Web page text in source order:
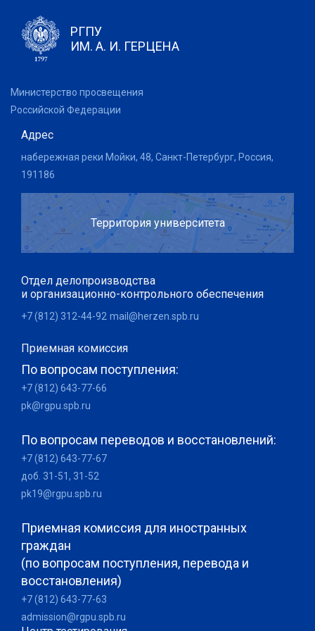
РГПУ
ИМ. А. И. ГЕРЦЕНА
Министерство просвещения
Российской Федерации
Адрес
набережная реки Мойки, 48, Санкт-Петербург, Россия,
191186
Территория университета
Отдел делопроизводства
и организационно-контрольного обеспечения
+7 (812) 312-44-92 mail@herzen.spb.ru
Приемная комиссия
По вопросам поступления:
+7 (812) 643-77-66
pk@rgpu.spb.ru
По вопросам переводов и восстановлений:
+7 (812) 643-77-67
доб. 31-51, 31-52
pk19@rgpu.spb.ru
Приемная комиссия для иностранных
граждан
(по вопросам поступления, перевода и
восстановления)
+7 (812) 643-77-63
admission@rgpu.spb.ru